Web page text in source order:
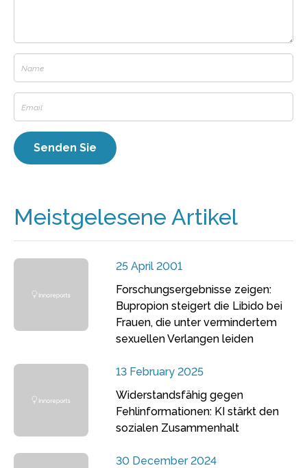
Meistgelesene Artikel
25 April 2001
Forschungsergebnisse zeigen:
Bupropion steigert die Libido bei
Frauen, die unter vermindertem
sexuellen Verlangen leiden
13 February 2025
Widerstandsfähig gegen
Fehlinformationen: KI stärkt den
sozialen Zusammenhalt
30 December 2024